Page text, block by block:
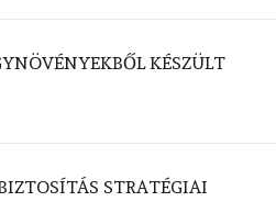
KÉSZÜLT
STRATÉGIAI